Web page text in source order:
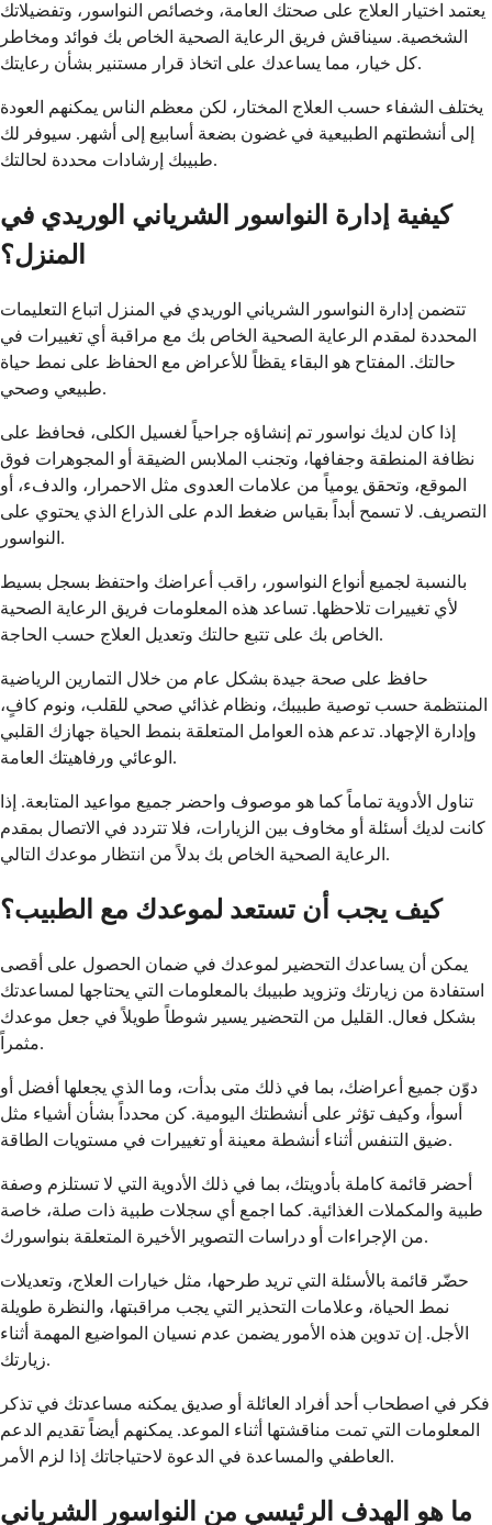
يعتمد اختيار العلاج على صحتك العامة، وخصائص النواسور، وتفضيلاتك
الشخصية. سيناقش فريق الرعاية الصحية الخاص بك فوائد ومخاطر
كل خيار، مما يساعدك على اتخاذ قرار مستنير بشأن رعايتك.
يختلف الشفاء حسب العلاج المختار، لكن معظم الناس يمكنهم العودة
إلى أنشطتهم الطبيعية في غضون بضعة أسابيع إلى أشهر. سيوفر لك
طبيبك إرشادات محددة لحالتك.
كيفية إدارة النواسور الشرياني الوريدي في
المنزل؟
تتضمن إدارة النواسور الشرياني الوريدي في المنزل اتباع التعليمات
المحددة لمقدم الرعاية الصحية الخاص بك مع مراقبة أي تغييرات في
حالتك. المفتاح هو البقاء يقظاً للأعراض مع الحفاظ على نمط حياة
طبيعي وصحي.
إذا كان لديك نواسور تم إنشاؤه جراحياً لغسيل الكلى، فحافظ على
نظافة المنطقة وجفافها، وتجنب الملابس الضيقة أو المجوهرات فوق
الموقع، وتحقق يومياً من علامات العدوى مثل الاحمرار، والدفء، أو
التصريف. لا تسمح أبداً بقياس ضغط الدم على الذراع الذي يحتوي على
النواسور.
بالنسبة لجميع أنواع النواسور، راقب أعراضك واحتفظ بسجل بسيط
لأي تغييرات تلاحظها. تساعد هذه المعلومات فريق الرعاية الصحية
الخاص بك على تتبع حالتك وتعديل العلاج حسب الحاجة.
حافظ على صحة جيدة بشكل عام من خلال التمارين الرياضية
المنتظمة حسب توصية طبيبك، ونظام غذائي صحي للقلب، ونوم كافٍ،
وإدارة الإجهاد. تدعم هذه العوامل المتعلقة بنمط الحياة جهازك القلبي
الوعائي ورفاهيتك العامة.
تناول الأدوية تماماً كما هو موصوف واحضر جميع مواعيد المتابعة. إذا
كانت لديك أسئلة أو مخاوف بين الزيارات، فلا تتردد في الاتصال بمقدم
الرعاية الصحية الخاص بك بدلاً من انتظار موعدك التالي.
كيف يجب أن تستعد لموعدك مع الطبيب؟
يمكن أن يساعدك التحضير لموعدك في ضمان الحصول على أقصى
استفادة من زيارتك وتزويد طبيبك بالمعلومات التي يحتاجها لمساعدتك
بشكل فعال. القليل من التحضير يسير شوطاً طويلاً في جعل موعدك
مثمراً.
دوّن جميع أعراضك، بما في ذلك متى بدأت، وما الذي يجعلها أفضل أو
أسوأ، وكيف تؤثر على أنشطتك اليومية. كن محدداً بشأن أشياء مثل
ضيق التنفس أثناء أنشطة معينة أو تغييرات في مستويات الطاقة.
أحضر قائمة كاملة بأدويتك، بما في ذلك الأدوية التي لا تستلزم وصفة
طبية والمكملات الغذائية. كما اجمع أي سجلات طبية ذات صلة، خاصة
من الإجراءات أو دراسات التصوير الأخيرة المتعلقة بنواسورك.
حضّر قائمة بالأسئلة التي تريد طرحها، مثل خيارات العلاج، وتعديلات
نمط الحياة، وعلامات التحذير التي يجب مراقبتها، والنظرة طويلة
الأجل. إن تدوين هذه الأمور يضمن عدم نسيان المواضيع المهمة أثناء
زيارتك.
فكر في اصطحاب أحد أفراد العائلة أو صديق يمكنه مساعدتك في تذكر
المعلومات التي تمت مناقشتها أثناء الموعد. يمكنهم أيضاً تقديم الدعم
العاطفي والمساعدة في الدعوة لاحتياجاتك إذا لزم الأمر.
ما هو الهدف الرئيسي من النواسور الشرياني